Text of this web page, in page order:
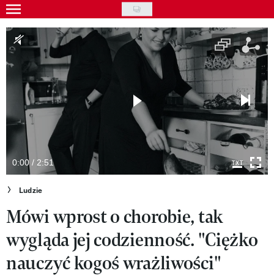
Skip
to
main
content
Gwiazdy
Ludzie
Moda
Uroda
Styl życia
Kultura
Wideo
Nasze akcje
VIVA!ART
VIVA!MODA
0:00 / 2:51
Ludzie
Mówi wprost o chorobie, tak
wygląda jej codzienność. "Ciężko
nauczyć kogoś wrażliwości"